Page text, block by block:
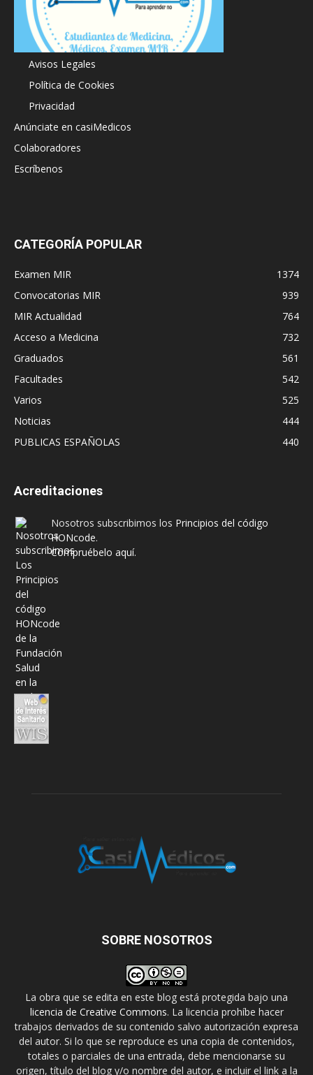
Acerca de
Avisos Legales
Política de Cookies
Privacidad
Anúnciate en casiMedicos
Colaboradores
Escríbenos
CATEGORÍA POPULAR
Examen MIR
1374
Convocatorias MIR
939
MIR Actualidad
764
Acceso a Medicina
732
Graduados
561
Facultades
542
Varios
525
Noticias
444
PUBLICAS ESPAÑOLAS
440
Acreditaciones
Nosotros subscribimos los Principios del código
HONcode.
Compruébelo aquí.
SOBRE NOSOTROS
La obra que se edita en este blog está protegida bajo una
licencia de Creative Commons. La licencia prohíbe hacer
trabajos derivados de su contenido salvo autorización expresa
del autor. Si lo que se reproduce es una copia de contenidos,
totales o parciales de una entrada, debe mencionarse su
origen, título del blog y/o nombre del autor, e incluir el link a la